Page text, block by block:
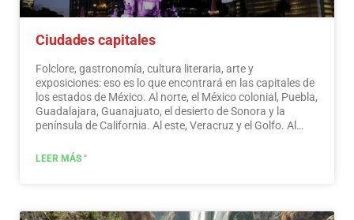
Ciudades capitales
Folclore, gastronomía, cultura literaria, arte y
exposiciones: eso es lo que encontrará en las capitales de
los estados de México. Al norte, el México colonial, Puebla,
Guadalajara, Guanajuato, el desierto de Sonora y la
península de California. Al este, Veracruz y el Golfo. Al
Riviera Maya y las pirámides de Chichén-Itzá, Tulúm y
LEER MÁS "